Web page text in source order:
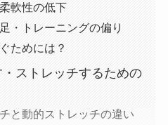
軟性の低下
・トレーニングの偏り
ためには？
ストレッチするための
と動的ストレッチの違い